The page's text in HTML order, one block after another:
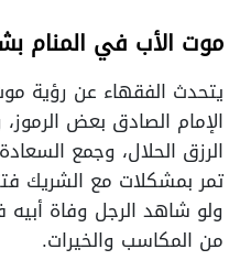
موت الأب في المنام
يتحدث الفقهاء عن رؤية
الإمام الصادق بعض
الرزق الحلال، وجمع
تمر بمشكلات مع الشريك
ولو شاهد الرجل وفاة أبيه
من المكاسب والخيرات.